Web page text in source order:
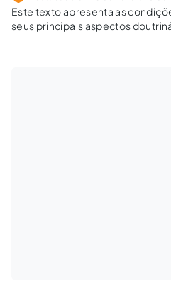
Este texto apresenta as
seus principais aspectos
ação e as condições da ação